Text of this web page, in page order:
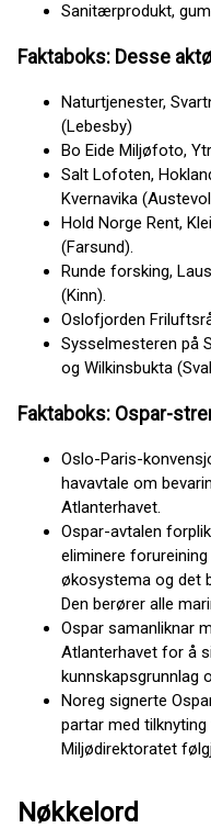
Sanitærprodukt,
Faktaboks: Desse
Naturtjenester,
(Lebesby)
Bo Eide Miljøfoto,
Salt Lofoten,
Kvernavika
Hold Norge Rent,
(Farsund).
Runde forsking,
(Kinn).
Oslofjorden
Sysselmesteren på
og Wilkinsbukta
Faktaboks: Ospar-
Oslo-Paris-
havavtale om
Atlanterhavet.
Ospar-avtalen
eliminere
økosystema og det
Den berører alle
Ospar samanliknar
Atlanterhavet for å
kunnskapsgrunnlag
Noreg signerte
partar med
Miljødirektoratet
Nøkkelord